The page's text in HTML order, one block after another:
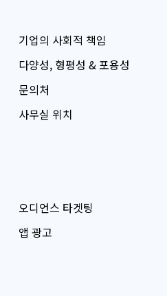
기업의 사회적 책임
다양성, 형평성 & 포용성
문의처
사무실 위치
오디언스 타겟팅
앱 광고